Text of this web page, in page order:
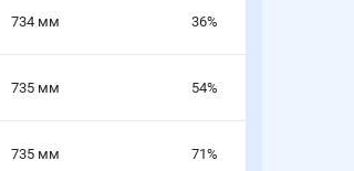
734мм 36%
735мм 54%
735мм 71%